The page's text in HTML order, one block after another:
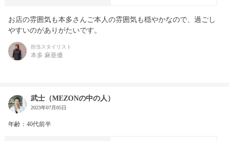
お店の雰囲気も本多さんご本人の雰囲気も穏やかなので、過ごし
やすいのがありがたいです。
担当スタイリスト
本多 麻亜優
武士（MEZONの中の人）
2023年07月05日
年齢：40代前半